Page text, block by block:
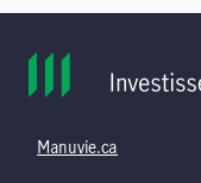
Manuvie.ca